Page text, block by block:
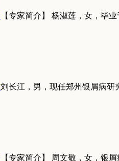
【专家简介】 杨淑莲，女，毕
刘长江，男，现任郑州银屑病
【专家简介】 周文敬，女，银